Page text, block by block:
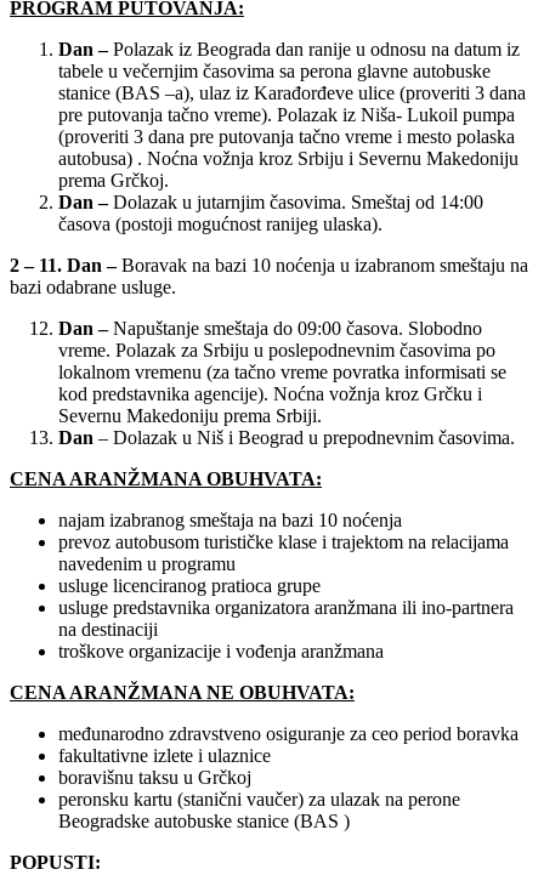
PROGRAM PUTOVANJA:
Dan –Polazak iz Beograda dan ranije u odnosu na datum iz
tabele u večernjim časovima sa perona glavne autobuske
stanice (BAS –a), ulaz iz Karađorđeve ulice (proveriti 3 dana
pre putovanja tačno vreme). Polazak iz Niša- Lukoil pumpa
(proveriti 3 dana pre putovanja tačno vreme i mesto polaska
autobusa) . Noćna vožnja kroz Srbiju i Severnu Makedoniju
prema Grčkoj.
Dan –Dolazak u jutarnjim časovima. Smeštaj od 14:00
časova (postoji mogućnost ranijeg ulaska).
2 – 11. Dan –Boravak na bazi 10 noćenja u izabranom smeštaju na
bazi odabrane usluge.
Dan –Napuštanje smeštaja do 09:00 časova. Slobodno
vreme. Polazak za Srbiju u poslepodnevnim časovima po
lokalnom vremenu (za tačno vreme povratka informisati se
kod predstavnika agencije). Noćna vožnja kroz Grčku i
Severnu Makedoniju prema Srbiji.
Dan – Dolazak u Niš i Beograd u prepodnevnim časovima.
CENA ARANŽMANA OBUHVATA:
najam izabranog smeštaja na bazi 10 noćenja
prevoz autobusom turističke klase i trajektom na relacijama
navedenim u programu
usluge licenciranog pratioca grupe
usluge predstavnika organizatora aranžmana ili ino-partnera
na destinaciji
troškove organizacije i vođenja aranžmana
CENA ARANŽMANA NE OBUHVATA:
međunarodno zdravstveno osiguranje za ceo period boravka
fakultativne izlete i ulaznice
boravišnu taksu u Grčkoj
peronsku kartu (stanični vaučer) za ulazak na perone
Beogradske autobuske stanice (BAS )
POPUSTI: